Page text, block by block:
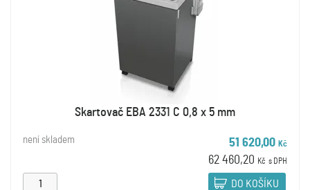
Skartovač EBA 2331 C 0,8 x 5 mm
není skladem 51 620,00 Kč
62 460,20 Kč s DPH
DO KOŠÍKU